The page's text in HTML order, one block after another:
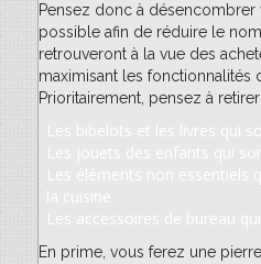
Pensez donc à
possible afin de réduire le
retrouveront à la vue des
maximisant les fonctionnalités
Prioritairement, pensez à retirer
En prime, vous ferez une